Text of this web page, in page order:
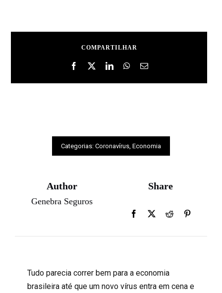
COMPARTILHAR
Categorias: Coronavírus, Economia
Author
Genebra Seguros
Share
Tudo parecia correr bem para a economia
brasileira até que um novo vírus entra em cena e